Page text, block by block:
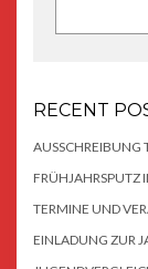
RECENT
FRÜHJAHRSPUTZ
TERMINE UND
EINLADUNG ZUR